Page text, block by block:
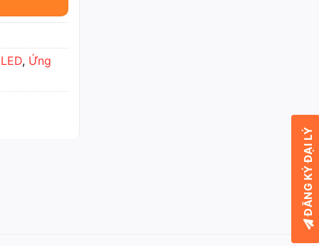
, Ứng
ĐĂNG KÝ ĐẠI LÝ